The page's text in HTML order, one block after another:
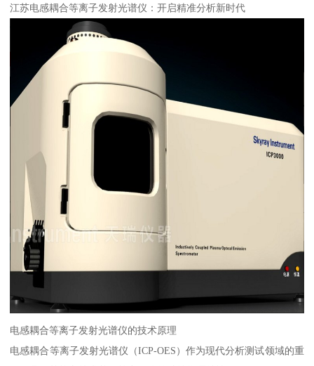
江苏电感耦合等离子发射光谱仪：开启精准分析新时代
电感耦合等离子发射光谱仪的技术原理
电感耦合等离子发射光谱仪（ICP-OES）作为现代分析测试领域的重